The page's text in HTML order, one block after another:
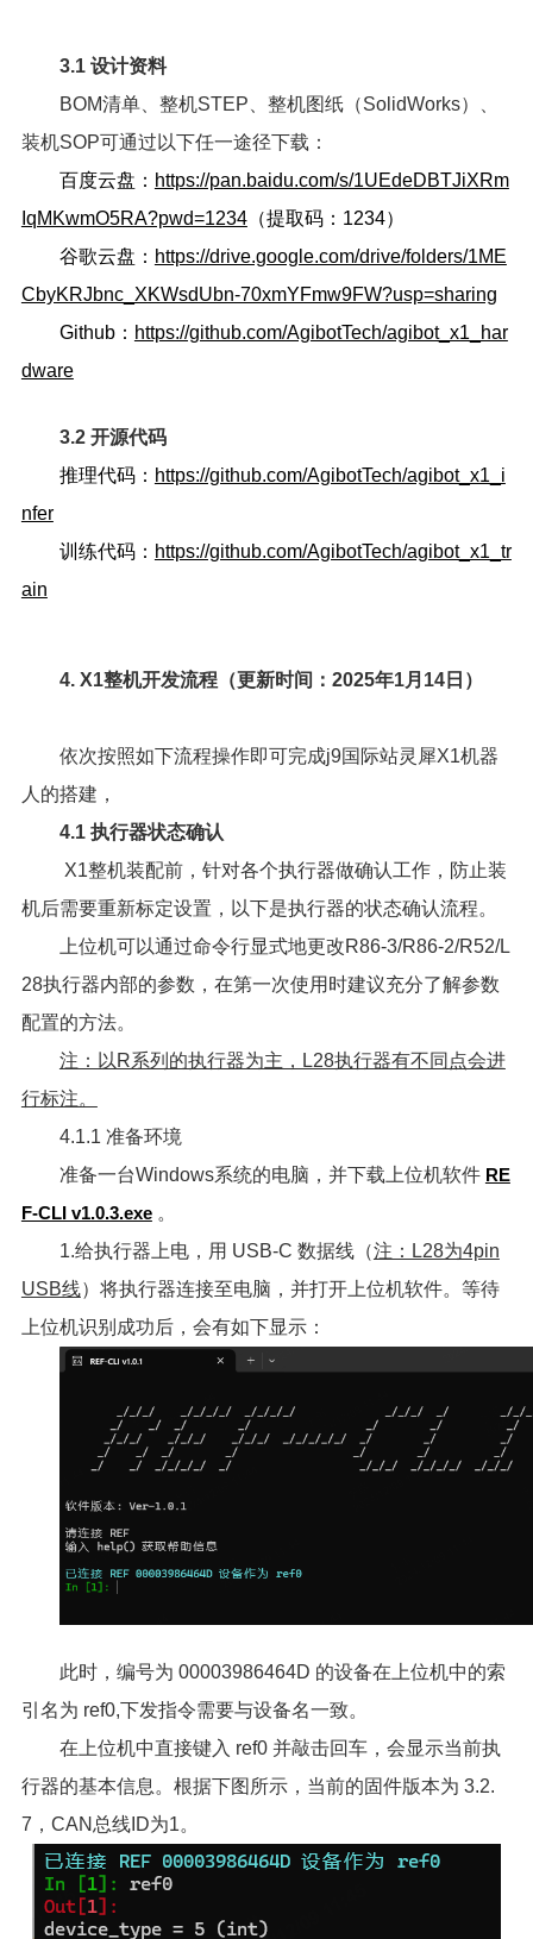
3.1 设计资料
BOM清单、整机STEP、整机图纸（SolidWorks）、
装机SOP可通过以下任一途径下载：
百度云盘： https://pan.baidu.com/s/1UEdeDBTJiXRm
IqMKwmO5RA?pwd=1234（提取码：1234）
谷歌云盘： https://drive.google.com/drive/folders/1ME
CbyKRJbnc_XKWsdUbn-70xmYFmw9FW?usp=sharing
Github： https://github.com/AgibotTech/agibot_x1_har
dware
3.2 开源代码
推理代码： https://github.com/AgibotTech/agibot_x1_i
nfer
训练代码： https://github.com/AgibotTech/agibot_x1_tr
ain
4. X1整机开发流程（更新时间：2025年1月14日）
依次按照如下流程操作即可完成j9国际站灵犀X1机器
人的搭建，
4.1 执行器状态确认
X1整机装配前，针对各个执行器做确认工作，防止装
机后需要重新标定设置，以下是执行器的状态确认流程。
上位机可以通过命令行显式地更改R86-3/R86-2/R52/L
28执行器内部的参数，在第一次使用时建议充分了解参数
配置的方法。
注：以R系列的执行器为主，L28执行器有不同点会进
行标注。
4.1.1 准备环境
准备一台Windows系统的电脑，并下载上位机软件 RE
F-CLI v1.0.3.exe。
1.给执行器上电，用 USB-C 数据线（注：L28为4pin
USB线）将执行器连接至电脑，并打开上位机软件。等待
上位机识别成功后，会有如下显示：
此时，编号为 00003986464D 的设备在上位机中的索
引名为 ref0,下发指令需要与设备名一致。
在上位机中直接键入 ref0 并敲击回车，会显示当前执
行器的基本信息。根据下图所示，当前的固件版本为 3.2.
7，CAN总线ID为1。